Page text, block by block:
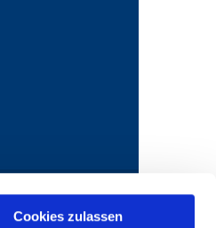
Cookies zulassen